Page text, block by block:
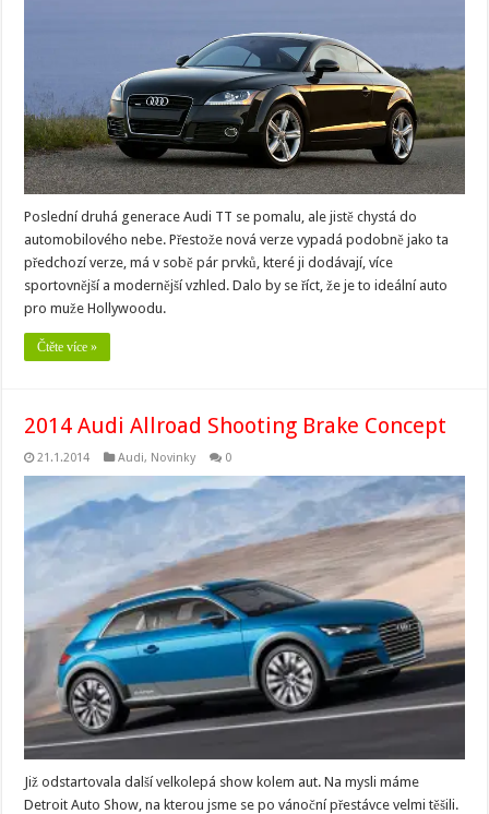
Poslední druhá generace Audi TT se pomalu, ale jistě chystá do
automobilového nebe. Přestože nová verze vypadá podobně jako ta
předchozí verze, má v sobě pár prvků, které ji dodávají, více
sportovnější a modernější vzhled. Dalo by se říct, že je to ideální auto
pro muže Hollywoodu.
Čtěte více »
2014 Audi Allroad Shooting Brake Concept
21.1.2014 Audi, Novinky 0
Již odstartovala další velkolepá show kolem aut. Na mysli máme
Detroit Auto Show, na kterou jsme se po vánoční přestávce velmi těšili.